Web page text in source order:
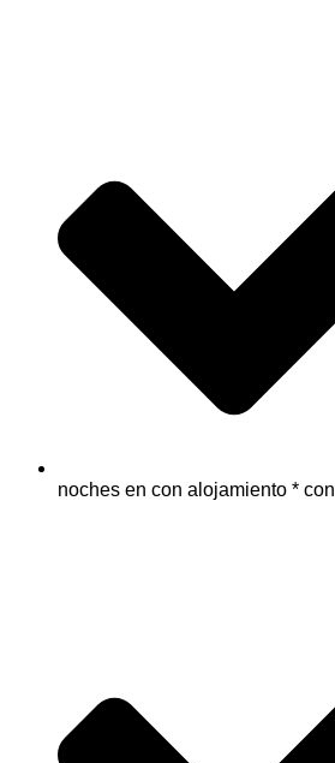
noches en con alojamiento * con